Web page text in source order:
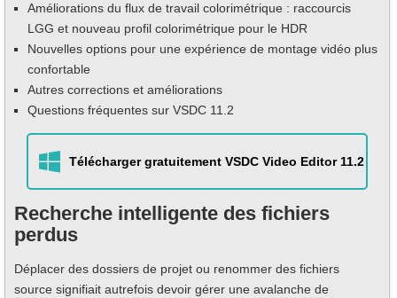
Améliorations du flux de travail colorimétrique : raccourcis
LGG et nouveau profil colorimétrique pour le HDR
Nouvelles options pour une expérience de montage vidéo plus
confortable
Autres corrections et améliorations
Questions fréquentes sur VSDC 11.2
Télécharger gratuitement VSDC Video Editor 11.2
Recherche intelligente des fichiers
perdus
Déplacer des dossiers de projet ou renommer des fichiers
source signifiait autrefois devoir gérer une avalanche de